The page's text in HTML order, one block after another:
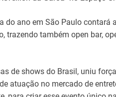
do ano em São Paulo contará
trazendo também open bar,
de shows do Brasil, uniu
atuação no mercado de